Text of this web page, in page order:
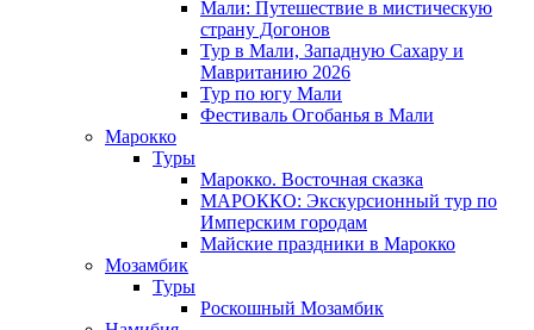
Мали: Путешествие в мистическую
страну Догонов
Тур в Мали, Западную Сахару и
Мавританию 2026
Тур по югу Мали
Фестиваль Огобанья в Мали
Марокко
Туры
Марокко. Восточная сказка
МАРОККО: Экскурсионный тур по
Имперским городам
Майские праздники в Марокко
Мозамбик
Туры
Роскошный Мозамбик